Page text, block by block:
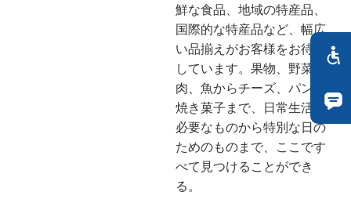
鮮な食品、地域の特産品、
国際的な特産品など、幅広
い品揃えがお客様をお待ち
しています。果物、野菜、
肉、魚からチーズ、パン、
焼き菓子まで、日常生活に
必要なものから特別な日の
ためのものまで、ここです
べて見つけることができ
る。